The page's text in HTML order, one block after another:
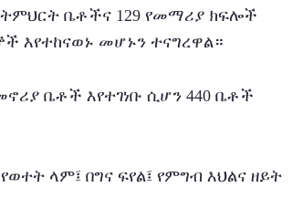
ቤቶችና 129 የመማሪያ ክፍሎች
እየተከናወኑ መሆኑን ተናግረዋል።
ቤቶች እየተገነቡ ሲሆን 440 ቤቶች
ላም፤ በግና ፍየል፤ የምግብ እህልና ዘይት